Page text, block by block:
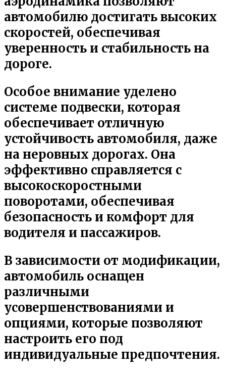
автомобилю достигать высоких
скоростей, обеспечивая
уверенность и стабильность на
дороге.
Особое внимание уделено
системе подвески, которая
обеспечивает отличную
устойчивость автомобиля, даже
на неровных дорогах. Она
эффективно справляется с
высокоскоростными
поворотами, обеспечивая
безопасность и комфорт для
водителя и пассажиров.
В зависимости от модификации,
автомобиль оснащен
различными
усовершенствованиями и
опциями, которые позволяют
настроить его под
индивидуальные предпочтения.